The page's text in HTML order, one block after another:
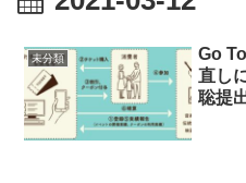
未分類
Go
直し
聡提